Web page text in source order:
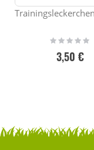
Rating:
0%
3,50 €